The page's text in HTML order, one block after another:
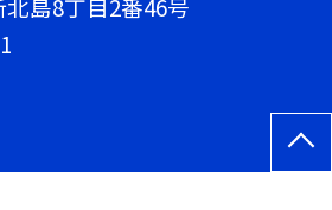
島8丁目2番46号